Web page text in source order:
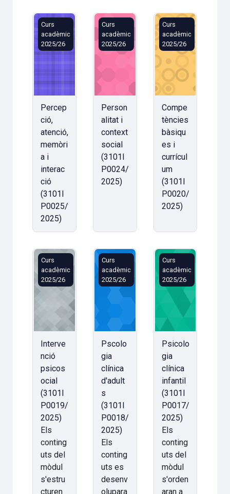
Percepció, atenció, memòria i interacció
Curs
acadèmic
2025/26
Percep
ció,
atenció,
memòri
a i
interac
ció
(3101I
P0025/
2025)
Personalitat i context social
Curs
acadèmic
2025/26
Person
alitat i
context
social
(3101I
P0024/
2025)
Competències
Curs
acadèmic
2025/26
Compe
tències
bàsiqu
es i
currícul
um
(3101I
P0020/
2025)
Intervenció psicosocial (3101IP0019/2025)
Curs
acadèmic
2025/26
Interve
nció
psicos
ocial
(3101I
P0019/
2025)
Els
conting
uts del
mòdul
s'estru
cturen
Pscologia clínica d'adults
Curs
acadèmic
2025/26
Pscolo
gia
clínica
d'adult
s
(3101I
P0018/
2025)
Els
conting
uts es
desenv
olupara
Psicologia clínica
Curs
acadèmic
2025/26
Psicolo
gia
clínica
infantil
(3101I
P0017/
2025)
Els
conting
uts del
mòdul
s'orden
aran a